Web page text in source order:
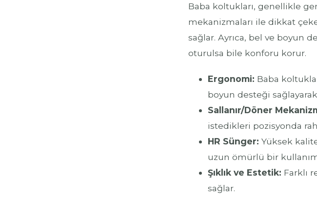
Baba koltukları, genellikle
mekanizmaları ile dikkat
sağlar. Ayrıca, bel ve boyun
oturulsa bile konforu korur.
Ergonomi: Baba
boyun desteği sağlayarak
Sallanır/Döner
istedikleri pozisyonda
HR Sünger: Yüksek
uzun ömürlü bir
Şıklık ve Estetik: Farklı
sağlar.